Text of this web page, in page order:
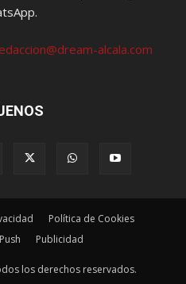
alcala.com
Política de Cookies
Publicidad
los derechos reservados.